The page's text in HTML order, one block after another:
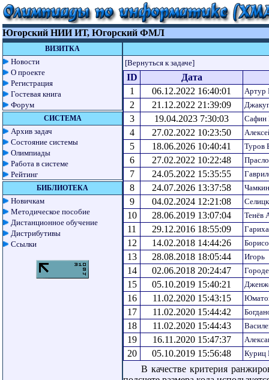
Югорский НИИ ИТ, Югорский ФМЛ
ВИЗИТКА
Новости
О проекте
Регистрация
Гостевая книга
Форум
СИСТЕМА
Архив задач
Состояние системы
Олимпиады
Работа в системе
Рейтинг
БИБЛИОТЕКА
Новичкам
Методическое пособие
Дистанционное обучение
Дистрибутивы
Ссылки
[Вернуться к задаче]
ID
Дата
1
06.12.2022 16:40:01 Артур
2 21.12.2022 21:39:09
3 19.04.2023 7:30:03 Сафин
4 27.02.2022 10:23:50
5 18.06.2026 10:40:41 Туров
6 27.02.2022 10:22:48
7 24.05.2022 15:35:55
8 24.07.2026 13:37:58
9 04.02.2024 12:21:08
10 28.06.2019 13:07:04 Тенёв
11 29.12.2016 18:55:09
12 14.02.2018 14:44:26
13 28.08.2018 18:05:44 Игорь
14 02.06.2018 20:24:47
15 05.10.2019 15:40:21
16 11.02.2020 15:43:15
17 11.02.2020 15:44:42
18 11.02.2020 15:44:43
19 16.11.2020 15:47:37
20 05.10.2019 15:56:48 Куриц
В качестве критерия